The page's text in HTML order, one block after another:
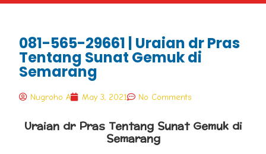
081-565-29661 | Uraian dr Pras
Tentang Sunat Gemuk di
Semarang
Nugroho A May 3, 2021 No Comments
Uraian dr Pras Tentang Sunat Gemuk di
Semarang